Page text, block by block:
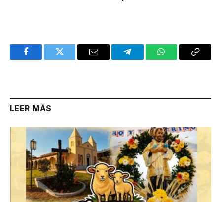
FacebookTwitter Email TelegramWhatsAppCopy
LEER MÁS